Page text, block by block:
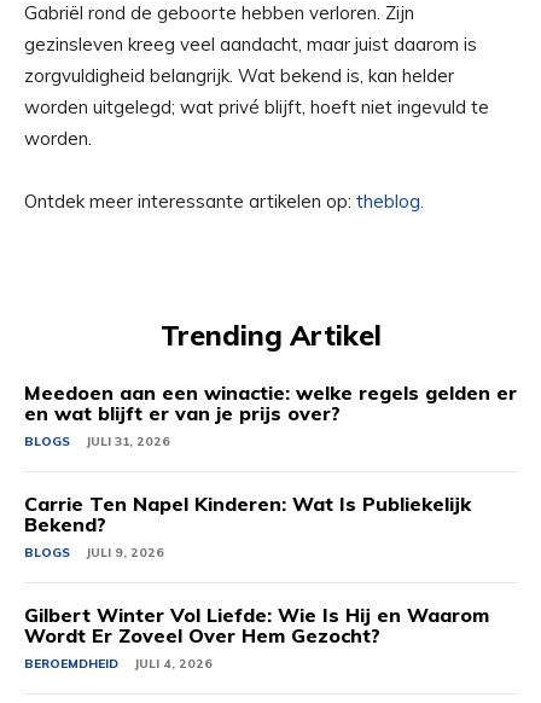
Gabriël rond de geboorte hebben verloren. Zijn
gezinsleven kreeg veel aandacht, maar juist daarom is
zorgvuldigheid belangrijk. Wat bekend is, kan helder
worden uitgelegd; wat privé blijft, hoeft niet ingevuld te
worden.
Ontdek meer interessante artikelen op: theblog.
Trending Artikel
Meedoen aan een winactie: welke regels gelden er
en wat blijft er van je prijs over?
BLOGS JULI 31, 2026
Carrie Ten Napel Kinderen: Wat Is Publiekelijk
Bekend?
BLOGS JULI 9, 2026
Gilbert Winter Vol Liefde: Wie Is Hij en Waarom
Wordt Er Zoveel Over Hem Gezocht?
BEROEMDHEID JULI 4, 2026